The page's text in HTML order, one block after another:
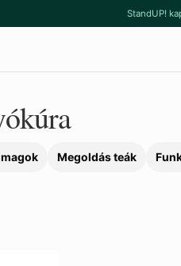
StandUP!
Megoldás teák